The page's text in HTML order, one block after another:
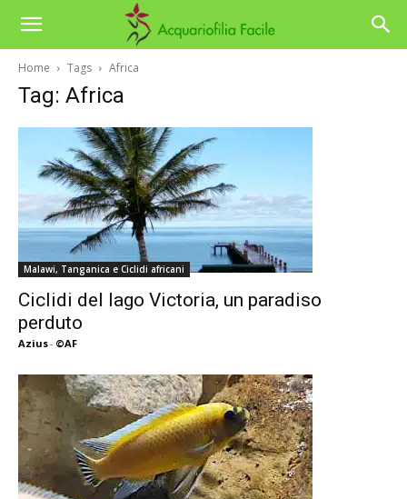
Home Tags Africa
Tag: Africa
Malawi, Tanganica e Ciclidi africani
Ciclidi del lago Victoria, un paradiso
perduto
Azius- ©AF